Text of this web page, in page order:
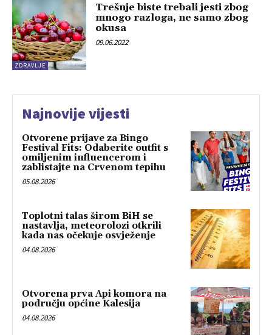
ZDRAVLJE
Trešnje biste trebali jesti zbog
mnogo razloga, ne samo zbog
okusa
09.06.2022
Najnovije vijesti
Otvorene prijave za Bingo
Festival Fits: Odaberite outfit s
omiljenim influencerom i
zablistajte na Crvenom tepihu
05.08.2026
Toplotni talas širom BiH se
nastavlja, meteorolozi otkrili
kada nas očekuje osvježenje
04.08.2026
Otvorena prva Api komora na
području općine Kalesija
04.08.2026